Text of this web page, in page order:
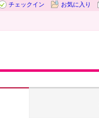
チェックイン お気に入り